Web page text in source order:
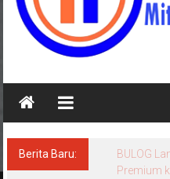
Mitra
Terpercaya
Berita Baru:
BULOG
Premium